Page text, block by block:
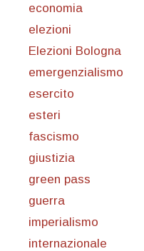
economia
elezioni
Elezioni Bologna
emergenzialismo
esercito
esteri
fascismo
giustizia
green pass
guerra
imperialismo
internazionale